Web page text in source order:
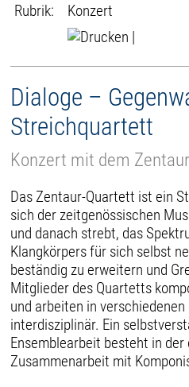
Rubrik:
Konzert
|
Dialoge –
Streichquartett
Konzert mit dem
Das Zentaur-Quartett ist ein
sich der zeitgenössischen
und danach strebt, das
Klangkörpers für sich selbst
beständig zu erweitern und
Mitglieder des Quartetts
und arbeiten in
interdisziplinär. Ein
Ensemblearbeit besteht in der
Zusammenarbeit mit